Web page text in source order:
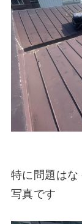
特に問題はな
写真です